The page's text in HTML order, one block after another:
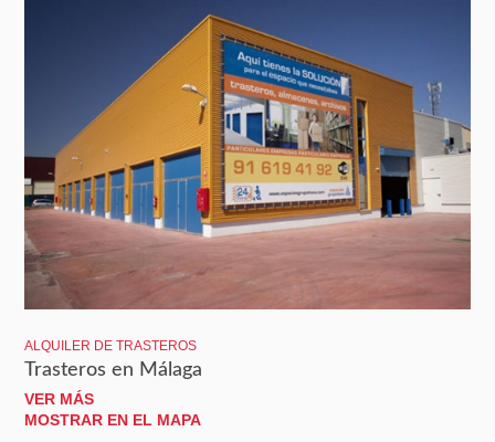
ALQUILER DE TRASTEROS
Trasteros en Málaga
VER MÁS
MOSTRAR EN EL MAPA